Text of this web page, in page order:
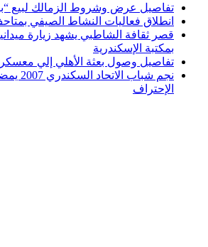
تفاصيل عرض وشروط الزمالك لبيع
انطلاق فعاليات النشاط الصيفي بمتاحف
قصر ثقافة الشاطبي يشهد زيارة
بمكتبة الإسكندرية
تفاصيل وصول بعثة الأهلي إلي معسكر
نجم
الإحتراف